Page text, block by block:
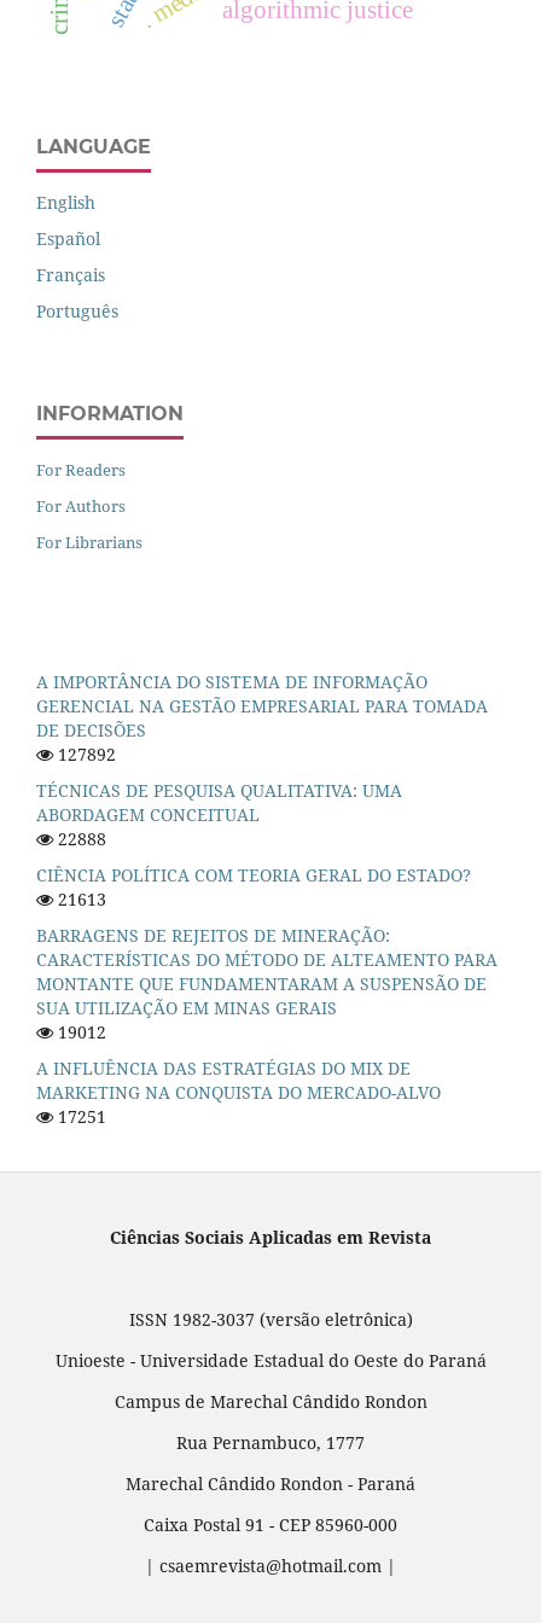
algorithmic justice
LANGUAGE
English
Español
Français
Português
INFORMATION
For Readers
For Authors
For Librarians
A IMPORTÂNCIA DO SISTEMA DE INFORMAÇÃO
GERENCIAL NA GESTÃO EMPRESARIAL PARA TOMADA
DE DECISÕES
127892
TÉCNICAS DE PESQUISA QUALITATIVA: UMA
ABORDAGEM CONCEITUAL
22888
CIÊNCIA POLÍTICA COM TEORIA GERAL DO ESTADO?
21613
BARRAGENS DE REJEITOS DE MINERAÇÃO:
CARACTERÍSTICAS DO MÉTODO DE ALTEAMENTO PARA
MONTANTE QUE FUNDAMENTARAM A SUSPENSÃO DE
SUA UTILIZAÇÃO EM MINAS GERAIS
19012
A INFLUÊNCIA DAS ESTRATÉGIAS DO MIX DE
MARKETING NA CONQUISTA DO MERCADO-ALVO
17251
Ciências Sociais Aplicadas em Revista
ISSN 1982-3037 (versão eletrônica)
Unioeste - Universidade Estadual do Oeste do Paraná
Campus de Marechal Cândido Rondon
Rua Pernambuco, 1777
Marechal Cândido Rondon - Paraná
Caixa Postal 91 - CEP 85960-000
| csaemrevista@hotmail.com |